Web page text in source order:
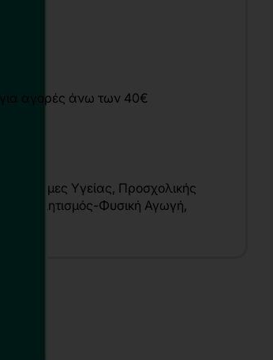
αγορές άνω των 40€
Επιστήμες Υγείας, Προσχολικής
Αθλητισμός-Φυσική Αγωγή,